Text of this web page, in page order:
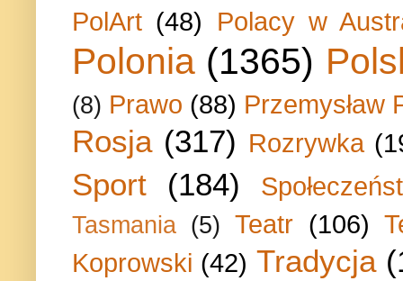
PolArt (48) Polacy w
Polonia (1365)
(8) Prawo (88) Przemysław
Rosja (317) Rozrywka
Sport (184)
Tasmania (5) Teatr (106)
Koprowski (42) Tradycja